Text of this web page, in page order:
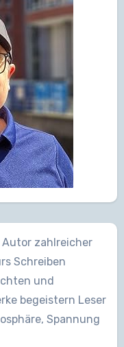
zahlreicher
Schreiben
und
begeistern Leser
Spannung